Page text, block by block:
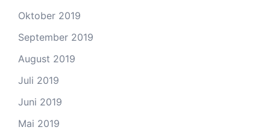
Oktober 2019
September 2019
August 2019
Juli 2019
Juni 2019
Mai 2019